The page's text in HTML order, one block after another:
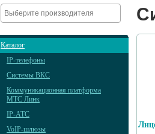
Каталог
IP-телефоны
Системы ВКС
Коммуникационная платформа
МТС Линк
IP-АТС
VoIP-шлюзы